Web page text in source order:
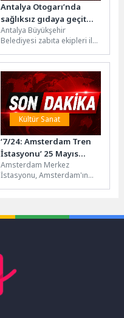
Antalya Otogarı’nda
sağlıksız gıdaya geçit
yok
Antalya Büyükşehir
Belediyesi zabıta ekipleri ile
görevlilerinin dikkati, halk
sağlığını tehdit edebilecek
bir...
Kültür Sanat
‘7/24: Amsterdam Tren
İstasyonu’ 25 Mayıs
Pazartesi 22.00’de
National Geographic
Ekranlarında Başlıyor!
Amsterdam Merkez
İstasyonu, Amsterdam'ın
turistlerden...